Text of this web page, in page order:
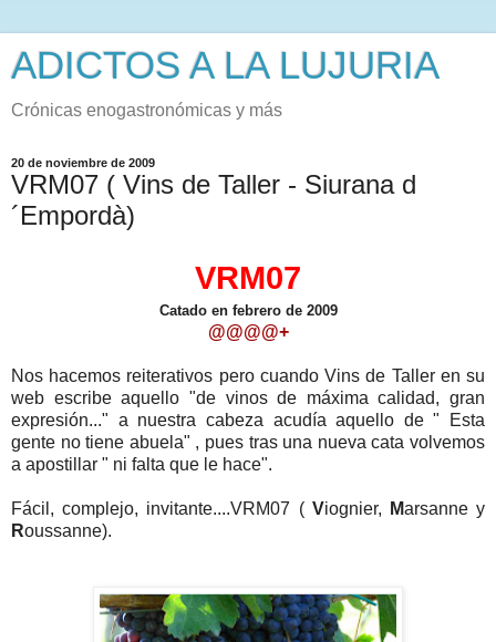
ADICTOS A LA LUJURIA
Crónicas enogastronómicas y más
20 de noviembre de 2009
VRM07 ( Vins de Taller - Siurana d
´Empordà)
VRM07
Catado en febrero de 2009
@@@@+
Nos hacemos reiterativos pero cuando Vins de Taller en su
web escribe aquello "de vinos de máxima calidad, gran
expresión..." a nuestra cabeza acudía aquello de " Esta
gente no tiene abuela" , pues tras una nueva cata volvemos
a apostillar " ni falta que le hace".
Fácil, complejo, invitante....VRM07 ( Viognier, Marsanne y
Roussanne).